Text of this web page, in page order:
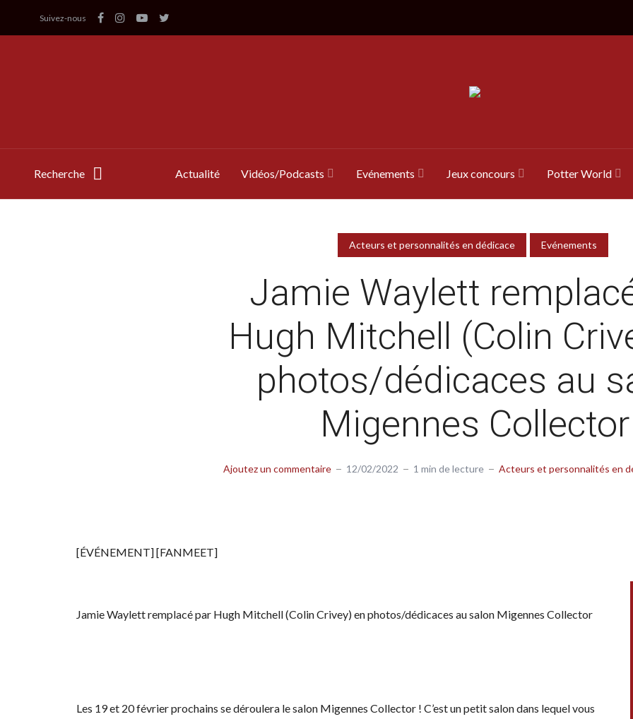
Suivez-nous
Recherche Actualité Vidéos/Podcasts Evénements Jeux concours Potter World
Acteurs et personnalités en dédicace Evénements
Jamie Waylett
Hugh Mitchell (Colin
photos/dédicaces au
Migennes Collector
Ajoutez un commentaire 12/02/2022 1 min de lecture Acteurs et personnalités en
[ÉVÉNEMENT] [FANMEET]
Jamie Waylett remplacé par Hugh Mitchell (Colin Crivey) en photos/dédicaces au salon Migennes Collector
Les 19 et 20 février prochains se déroulera le salon Migennes Collector ! C’est un petit salon dans lequel vous